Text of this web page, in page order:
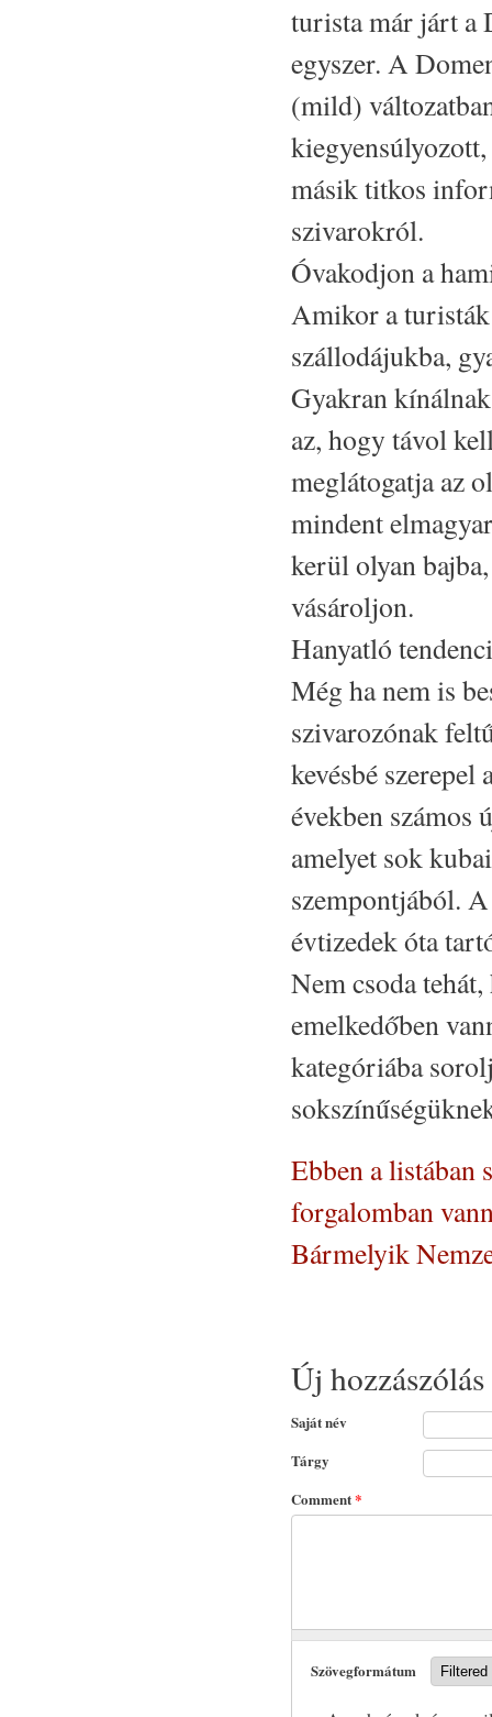
turista már járt a
egyszer. A
(mild)
másik titkos
szivarokról.
Óvakodjon a
Amikor a
szállodájukba,
Gyakran
az, hogy távol
meglátogatja az
mindent
kerül olyan
vásároljon.
Hanyatló
Még ha nem is
szivarozónak
kevésbé
években számos
amelyet sok
szempontjából.
évtizedek óta
Nem csoda
emelkedőben
kategóriába
Ebben a listában
forgalomban
Bármelyik
Új hozzászólás
Saját név
Tárgy
Comment*
Szövegformátum